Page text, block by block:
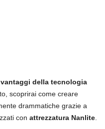
vantaggi della tecnologia
scoprirai come creare
drammatiche grazie a
con attrezzatura Nanlite.